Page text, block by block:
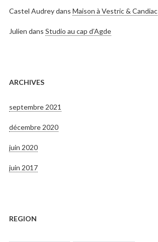
Castel Audreydans Maison à Vestric & Candiac
Julien dans Studio au cap d’Agde
ARCHIVES
septembre 2021
décembre 2020
juin 2020
juin 2017
REGION